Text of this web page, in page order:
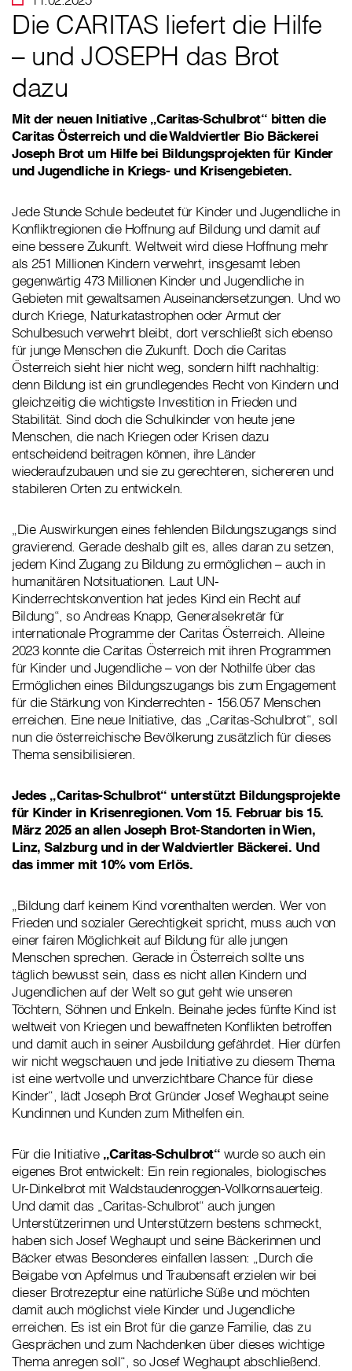
Die CARITAS liefert die Hilfe
– und JOSEPH das Brot
dazu
Mit der neuen Initiative „Caritas-Schulbrot“ bitten die
Caritas Österreich und die Waldviertler Bio Bäckerei
Joseph Brot um Hilfe bei Bildungsprojekten für Kinder
und Jugendliche in Kriegs- und Krisengebieten.
Jede Stunde Schule bedeutet für Kinder und Jugendliche in
Konfliktregionen die Hoffnung auf Bildung und damit auf
eine bessere Zukunft. Weltweit wird diese Hoffnung mehr
als 251 Millionen Kindern verwehrt, insgesamt leben
gegenwärtig 473 Millionen Kinder und Jugendliche in
Gebieten mit gewaltsamen Auseinandersetzungen. Und wo
durch Kriege, Naturkatastrophen oder Armut der
Schulbesuch verwehrt bleibt, dort verschließt sich ebenso
für junge Menschen die Zukunft. Doch die Caritas
Österreich sieht hier nicht weg, sondern hilft nachhaltig:
denn Bildung ist ein grundlegendes Recht von Kindern und
gleichzeitig die wichtigste Investition in Frieden und
Stabilität. Sind doch die Schulkinder von heute jene
Menschen, die nach Kriegen oder Krisen dazu
entscheidend beitragen können, ihre Länder
wiederaufzubauen und sie zu gerechteren, sichereren und
stabileren Orten zu entwickeln.
„Die Auswirkungen eines fehlenden Bildungszugangs sind
gravierend. Gerade deshalb gilt es, alles daran zu setzen,
jedem Kind Zugang zu Bildung zu ermöglichen – auch in
humanitären Notsituationen. Laut UN-
Kinderrechtskonvention hat jedes Kind ein Recht auf
Bildung“, so Andreas Knapp, Generalsekretär für
internationale Programme der Caritas Österreich. Alleine
2023 konnte die Caritas Österreich mit ihren Programmen
für Kinder und Jugendliche – von der Nothilfe über das
Ermöglichen eines Bildungszugangs bis zum Engagement
für die Stärkung von Kinderrechten - 156.057 Menschen
erreichen. Eine neue Initiative, das „Caritas-Schulbrot“, soll
nun die österreichische Bevölkerung zusätzlich für dieses
Thema sensibilisieren.
Jedes „Caritas-Schulbrot“ unterstützt Bildungsprojekte
für Kinder in Krisenregionen. Vom 15. Februar bis 15.
März 2025 an allen Joseph Brot-Standorten in Wien,
Linz, Salzburg und in der Waldviertler Bäckerei. Und
das immer mit 10% vom Erlös.
„Bildung darf keinem Kind vorenthalten werden. Wer von
Frieden und sozialer Gerechtigkeit spricht, muss auch von
einer fairen Möglichkeit auf Bildung für alle jungen
Menschen sprechen. Gerade in Österreich sollte uns
täglich bewusst sein, dass es nicht allen Kindern und
Jugendlichen auf der Welt so gut geht wie unseren
Töchtern, Söhnen und Enkeln. Beinahe jedes fünfte Kind ist
weltweit von Kriegen und bewaffneten Konflikten betroffen
und damit auch in seiner Ausbildung gefährdet. Hier dürfen
wir nicht wegschauen und jede Initiative zu diesem Thema
ist eine wertvolle und unverzichtbare Chance für diese
Kinder“, lädt Joseph Brot Gründer Josef Weghaupt seine
Kundinnen und Kunden zum Mithelfen ein.
Für die Initiative„Caritas-Schulbrot“ wurde so auch ein
eigenes Brot entwickelt: Ein rein regionales, biologisches
Ur-Dinkelbrot mit Waldstaudenroggen-Vollkornsauerteig.
Und damit das „Caritas-Schulbrot“ auch jungen
Unterstützerinnen und Unterstützern bestens schmeckt,
haben sich Josef Weghaupt und seine Bäckerinnen und
Bäcker etwas Besonderes einfallen lassen: „Durch die
Beigabe von Apfelmus und Traubensaft erzielen wir bei
dieser Brotrezeptur eine natürliche Süße und möchten
damit auch möglichst viele Kinder und Jugendliche
erreichen. Es ist ein Brot für die ganze Familie, das zu
Gesprächen und zum Nachdenken über dieses wichtige
Thema anregen soll“, so Josef Weghaupt abschließend.